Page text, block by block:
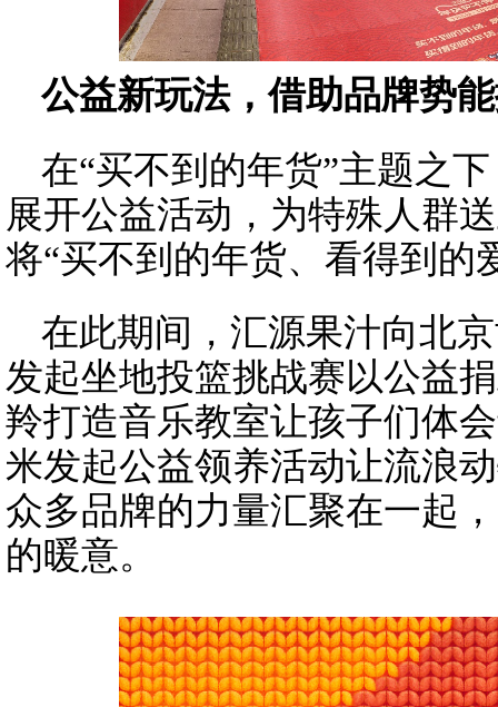
公益新玩法，借助品牌势
在“买不到的年货”主题之
展开公益活动，为特殊人群
将“买不到的年货、看得到的
在此期间，汇源果汁向北
发起坐地投篮挑战赛以公益
羚打造音乐教室让孩子们体
米发起公益领养活动让流浪
众多品牌的力量汇聚在一起
的暖意。